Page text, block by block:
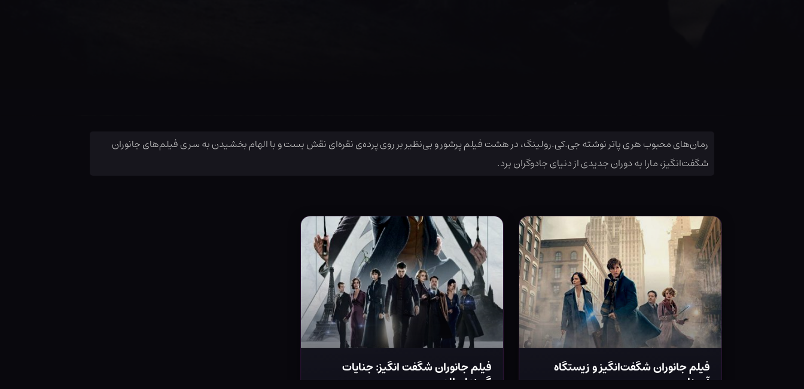
رمان‌های محبوب هری پاتر نوشته جی.کی.رولینگ، در هشت فیلم پرشور و بی‌نظیر بر روی پرده‌ی نقره‌ای نقش بست و با الهام بخشیدن به سری فیلم‌های جانوران
شگفت‌انگیز، مارا به دوران جدیدی از دنیای جادوگران برد.
فیلم جانوران شگفت‌انگیز و زیستگاه
آن‌ها
فیلم جانوران شگفت انگیز: جنایات
گریندل‌والد